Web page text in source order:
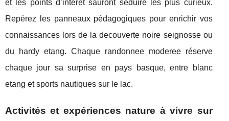
et les points d’intérêt sauront séduire les plus curieux.
Repérez les panneaux pédagogiques pour enrichir vos
connaissances lors de la decouverte noire seignosse ou
du hardy etang. Chaque randonnee moderee réserve
chaque jour sa surprise en pays basque, entre blanc
etang et sports nautiques sur le lac.
Activités et expériences nature à vivre sur